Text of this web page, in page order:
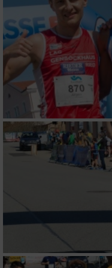
Verwendung
von Werbeanzeigen
Erstellung von
Werbung
Verwendung von
personalisierter
Erstellung von Profilen
von Inhalten
Verwendung von
personalisierter Inhalte
Messung der